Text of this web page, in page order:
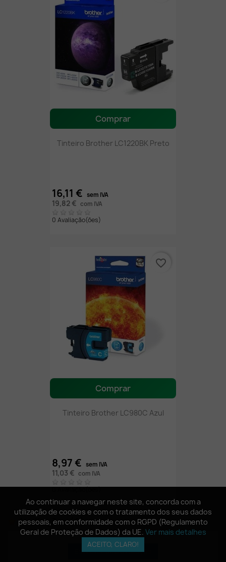
Ao continuar a navegar neste site, concorda com a
utilização de cookies e com o tratamento dos seus dados
pessoais, em conformidade com o RGPD (Regulamento
Geral de Proteção de Dados) da UE. Ver mais detalhes
ACEITO, CLARO!
Comprar
Tinteiro Brother LC1220BK Preto
16,11 € sem IVA
19,82 € com IVA
0 Avaliação(ões)
Comprar
Tinteiro Brother LC980C Azul
8,97 € sem IVA
11,03 € com IVA
0 Avaliação(ões)
favorite_border
Avaliações(0)
Escrever uma avaliação
Ao continuar a navegar neste site, concorda com a
utilização de cookies e com o tratamento dos seus dados
pessoais, em conformidade com o RGPD (Regulamento
Geral de Proteção de Dados) da UE. Ver mais detalhes
ACEITO, CLARO!